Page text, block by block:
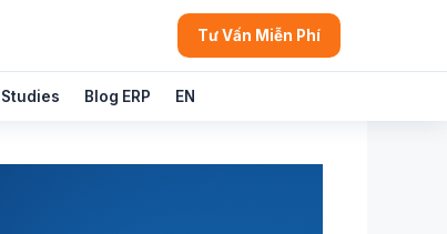
Tư Vấn Miễn Phí
Blog ERP EN